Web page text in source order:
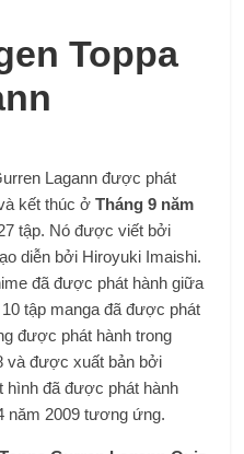
Toppa
Lagann được phát
kết thúc ởTháng 9 năm
tập. Nó được viết bởi
diễn bởi Hiroyuki Imaishi.
đã được phát hành giữa
tập manga đã được phát
được phát hành trong
và được xuất bản bởi
hình đã được phát hành
năm 2009 tương ứng.